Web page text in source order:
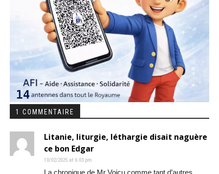
1 COMMENTAIRE
Litanie, liturgie, léthargie disait naguère
ce bon Edgar
10/02/2025 at 6:03 pm